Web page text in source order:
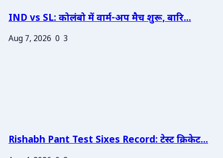
IND vs SL: कोलंबो में वार्म-अप मैच शुरू, बारि...
Aug 7, 2026 0 3
Rishabh Pant Test Sixes Record: टेस्ट क्रिकेट...